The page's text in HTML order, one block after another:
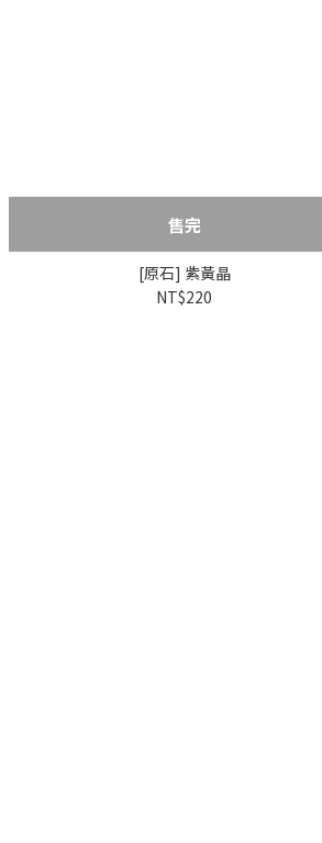
售完
[原石] 紫黃晶
NT$220